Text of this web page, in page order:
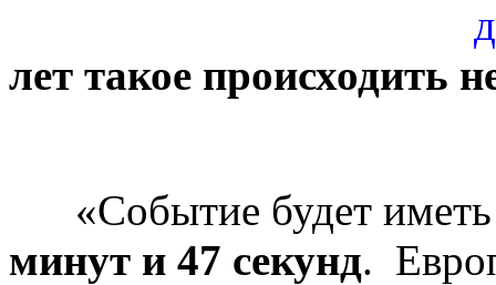
лет такое происходить
«Событие будет
минут и 47 секунд.